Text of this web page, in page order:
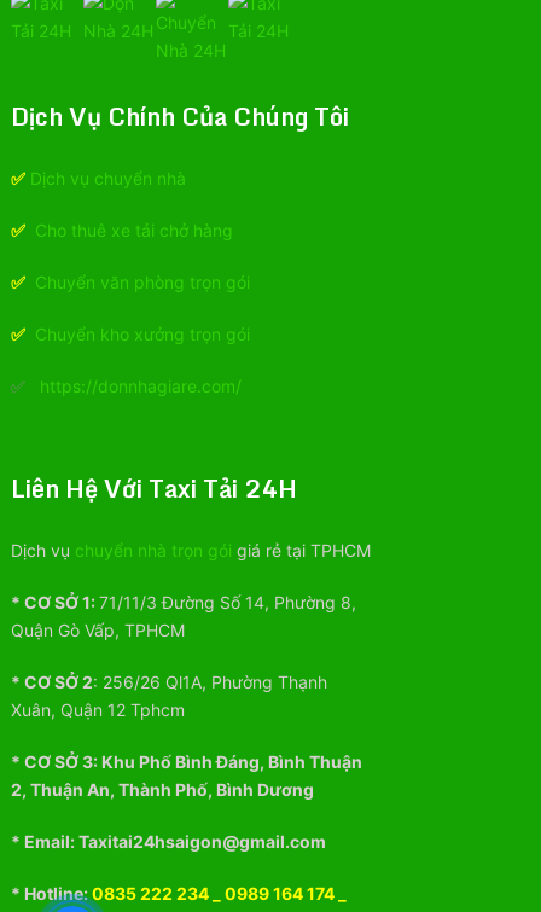
Dịch Vụ Chính Của Chúng Tôi
✅ Dịch vụ chuyển nhà
✅ Cho thuê xe tải chở hàng
✅ Chuyển văn phòng trọn gói
✅ Chuyển kho xưởng trọn gói
✅ https://donnhagiare.com/
Liên Hệ Với Taxi Tải 24H
Dịch vụ chuyển nhà trọn gói giá rẻ tại TPHCM
* CƠ SỞ 1:71/11/3 Đường Số 14, Phường 8,
Quận Gò Vấp, TPHCM
* CƠ SỞ 2: 256/26 Ql1A, Phường Thạnh
Xuân, Quận 12 Tphcm
* CƠ SỞ 3:Khu PhốBình Đáng, Bình Thuận
2, Thuận An, Thành Phố, Bình Dương
* Email: Taxitai24hsaigon@gmail.com
* Hotline:0835 222 234_ 0989 164 174_